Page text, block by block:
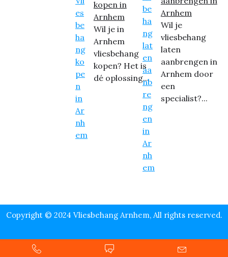
kopen in
Arnhem
Wil je in
Arnhem
vliesbehang
kopen? Het is
dé oplossing...
Arnhem
Wil je
vliesbehang
laten
aanbrengen in
Arnhem door
een
specialist?...
Copyright © 2024 Vliesbehang Arnhem, All rights reserved.